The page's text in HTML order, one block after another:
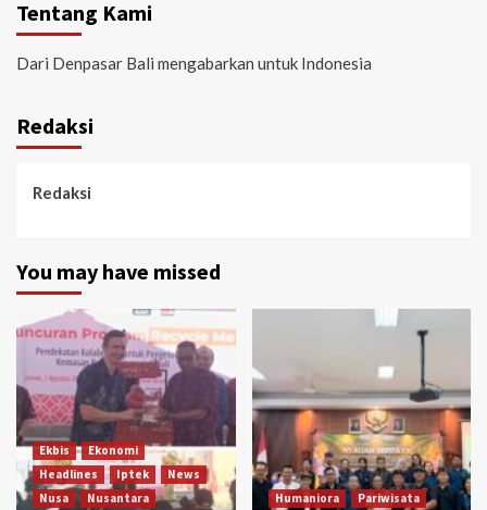
Tentang Kami
Dari Denpasar Bali mengabarkan untuk Indonesia
Redaksi
Redaksi
You may have missed
Ekbis
Ekonomi
Headlines
Iptek
News
Nusa
Nusantara
Humaniora
Pariwisata